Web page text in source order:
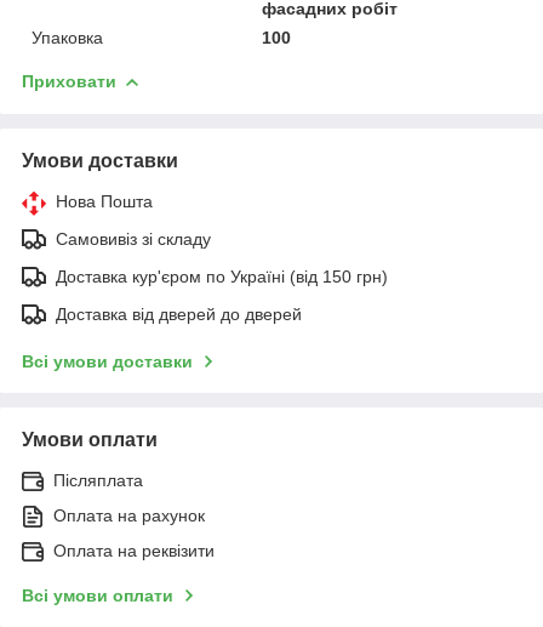
фасадних робіт
Упаковка
100
Приховати
Умови доставки
Нова Пошта
Самовивіз зі складу
Доставка кур'єром по Україні (від 150 грн)
Доставка від дверей до дверей
Всі умови доставки
Умови оплати
Післяплата
Оплата на рахунок
Оплата на реквізити
Всі умови оплати